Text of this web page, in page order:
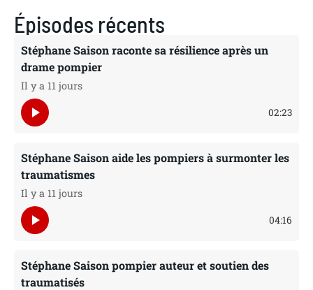
Épisodes récents
Stéphane Saison raconte sa résilience après un
drame pompier
Il y a 11 jours
play_arrow 02:23
Stéphane Saison aide les pompiers à surmonter les
traumatismes
Il y a 11 jours
play_arrow 04:16
Stéphane Saison pompier auteur et soutien des
traumatisés